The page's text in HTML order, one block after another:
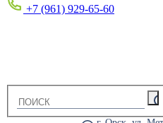
+7 (961) 929-65-60